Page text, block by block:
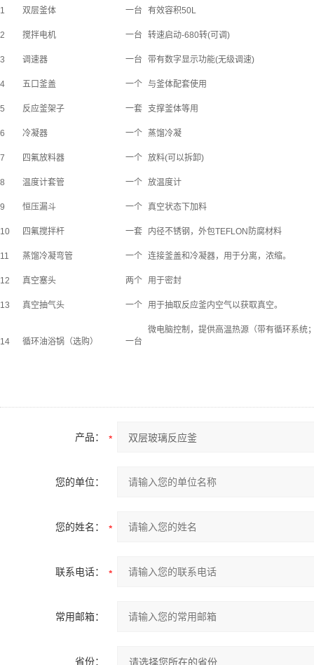
1 双层釜体 一台 有效容积50L
2 搅拌电机 一台 转速启动-680转(可调)
3 调速器 一台 带有数字显示功能(无级调速)
4 五口釜盖 一个 与釜体配套使用
5 反应釜架子 一套 支撑釜体等用
6 冷凝器 一个 蒸馏冷凝
7 四氟放料器 一个 放料(可以拆卸)
8 温度计套管 一个 放温度计
9 恒压漏斗 一个 真空状态下加料
10 四氟搅拌杆 一套 内径不锈钢，外包TEFLON 防腐材料
11 蒸馏冷凝弯管 一个 连接釜盖和冷凝器，用于分离，浓缩。
12 真空塞头 两个 用于密封
13 真空抽气头 一个 用于抽取反应釜内空气以获取真空。
14 循环油浴锅（选购） 一台
微电脑控制，提供高温热源（带有循环系统
产品：
您的单位：
您的姓名：
联系电话：
常用邮箱：
省份：